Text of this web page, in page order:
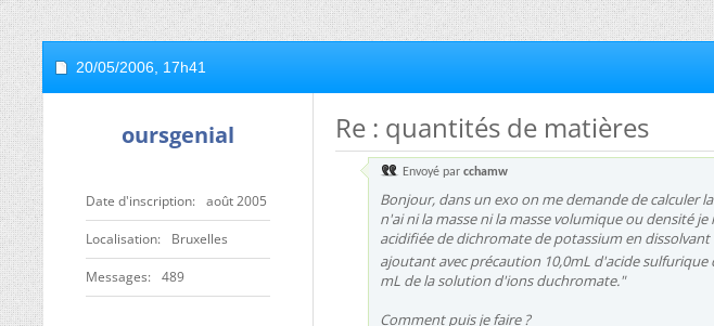
20/05/2006, 17h41
oursgenial
Date d'inscription août 2005
Localisation Bruxelles
Messages 489
Re : quantités de matières
Envoyé par cchamw
Bonjour, dans un exo on me demande de calculer
n'ai ni la masse ni la masse volumique ou densité
acidifiée de dichromate de potassium en dissolvant
ajoutant avec précaution 10,0mL d'acide
mL de la solution d'ions duchromate."
Comment puis je faire ?